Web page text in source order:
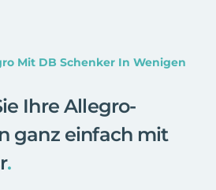
Mit DB Schenker In Wenigen
Ihre Allegro-
ganz einfach mit
.